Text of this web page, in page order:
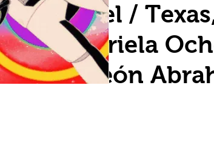
Texel /
Gabriela
Galeón